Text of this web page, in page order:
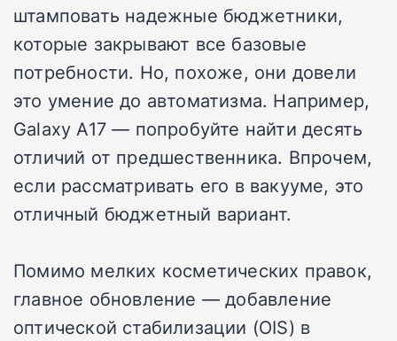
штамповать надежные бюджетники,
которые закрывают все базовые
потребности. Но, похоже, они довели
это умение до автоматизма. Например,
Galaxy A17 — попробуйте найти десять
отличий от предшественника. Впрочем,
если рассматривать его в вакууме, это
отличный бюджетный вариант.
Помимо мелких косметических правок,
главное обновление — добавление
оптической стабилизации (OIS) в